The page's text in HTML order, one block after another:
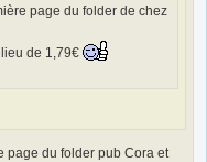
page du folder de chez
de 1,79€
page du folder pub Cora et